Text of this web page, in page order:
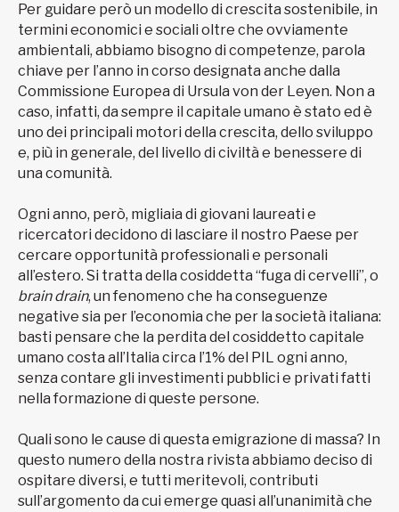
Per guidare però un modello di crescita sostenibile, in
termini economici e sociali oltre che ovviamente
ambientali, abbiamo bisogno di competenze, parola
chiave per l’anno in corso designata anche dalla
Commissione Europea di Ursula von der Leyen. Non a
caso, infatti, da sempre il capitale umano è stato ed è
uno dei principali motori della crescita, dello sviluppo
e, più in generale, del livello di civiltà e benessere di
una comunità.
Ogni anno, però, migliaia di giovani laureati e
ricercatori decidono di lasciare il nostro Paese per
cercare opportunità professionali e personali
all’estero. Si tratta della cosiddetta “fuga di cervelli”, o
brain drain, un fenomeno che ha conseguenze
negative sia per l’economia che per la società italiana:
basti pensare che la perdita del cosiddetto capitale
umano costa all’Italia circa l’1% del PIL ogni anno,
senza contare gli investimenti pubblici e privati fatti
nella formazione di queste persone.
Quali sono le cause di questa emigrazione di massa? In
questo numero della nostra rivista abbiamo deciso di
ospitare diversi, e tutti meritevoli, contributi
sull’argomento da cui emerge quasi all’unanimità che